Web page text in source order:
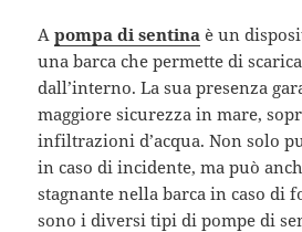
Apompa di sentina è un
una barca che permette di
dall’interno. La sua presenza
maggiore sicurezza in mare,
infiltrazioni d’acqua. Non solo
in caso di incidente, ma può
stagnante nella barca in caso di
sono i diversi tipi di pompe di